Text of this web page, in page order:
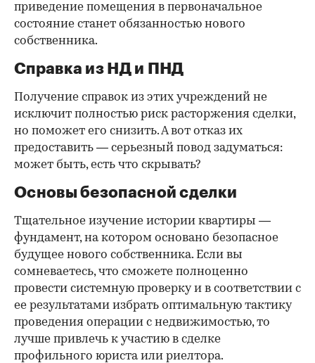
приведение помещения в первоначальное
состояние станет обязанностью нового
собственника.
Справка из НД и ПНД
Получение справок из этих учреждений не
исключит полностью риск расторжения сделки,
но поможет его снизить. А вот отказ их
предоставить — серьезный повод задуматься:
может быть, есть что скрывать?
Основы безопасной сделки
Тщательное изучение истории квартиры —
фундамент, на котором основано безопасное
будущее нового собственника. Если вы
сомневаетесь, что сможете полноценно
провести системную проверку и в соответствии с
ее результатами избрать оптимальную тактику
проведения операции с недвижимостью, то
лучше привлечь к участию в сделке
профильного юриста или риелтора.